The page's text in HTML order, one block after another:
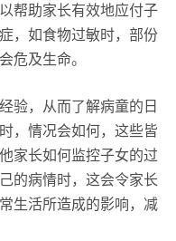
帮助家长有效地应付子
，如食物过敏时，部份
危及生命。
验，从而了解病童的日
，情况会如何，这些皆
家长如何监控子女的过
的病情时，这会令家长
生活所造成的影响，减